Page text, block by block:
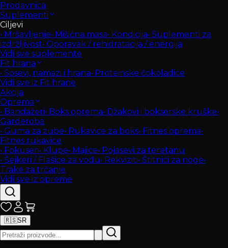
Prodavnica
Suplementi
Ciljevi
• Mršavljenje• Mišićna masa• Kondicija• Suplementi za
izdržljivost• Oporavak / rehidratacija / energija
Vidi sve suplemente
Fit hrana
• Sosevi, namazi i hrana• Proteinske čokoladice
Vidi sve iz Fit hrane
Akcija
Oprema
• Bandažeri• Boks oprema• Džakovi i bokserske kruške•
Garderoba
• Guma za zube• Rukavice za boks• Fitnes oprema•
Fitnes rukavice
• Fokuseri• Klupe• Majice• Pojasevi za teretanu
• Šejkeri / Flašice za vodu• Rekviziti• Štitnici za noge•
Trake za trčanje
Vidi sve iz opreme
🇷🇸SR